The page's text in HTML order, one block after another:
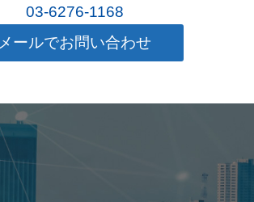
03-6276-1168
メールでお問い合わせ